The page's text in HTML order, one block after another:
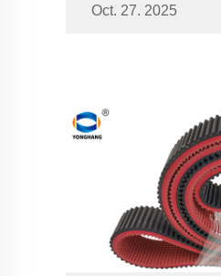
hội này hòa hợp và...
Oct. 27. 2025